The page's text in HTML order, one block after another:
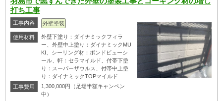
打ち工事
工事内容 外壁塗装
使用材料
外壁下塗り：ダイナミックフィラ
ー、外壁中上塗り：ダイナミックMU
KI、シーリング材：ボンドビューシ
ール、軒：セラマイルド、付帯下塗
り：スーパーザウルス、付帯中上塗
り：ダイナミックTOPマイルド
工事費用
1,300,000円（足場半額キャンペン
中）